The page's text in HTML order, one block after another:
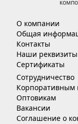
О компании
Общая
Контакты
Наши реквизиты
Сертификаты
Сотрудничество
Корпоративным
Оптовикам
Вакансии
Соглашение о